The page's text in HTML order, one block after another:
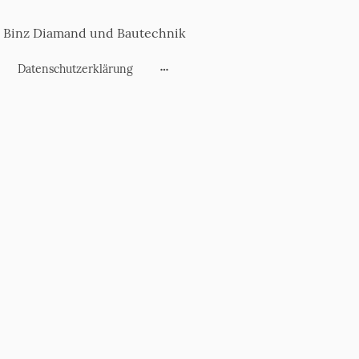
Binz Diamand und Bautechnik
Datenschutzerklärung